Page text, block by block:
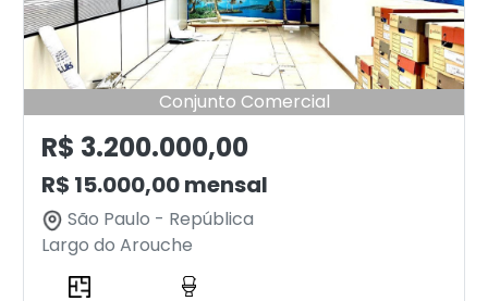
Conjunto Comercial
R$ 3.200.000,00
R$ 15.000,00 mensal
São Paulo - República
Largo do Arouche